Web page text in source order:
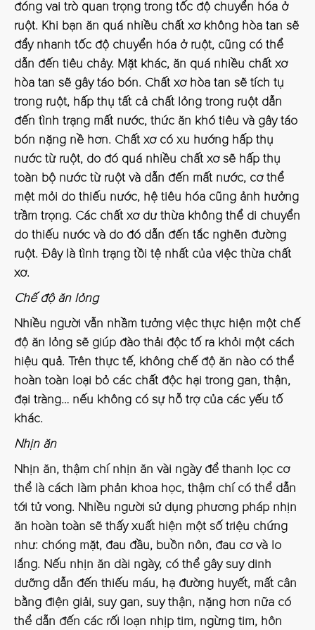
đóng vai trò quan trọng trong tốc độ chuyển hóa ở
ruột. Khi bạn ăn quá nhiều chất xơ không hòa tan sẽ
đẩy nhanh tốc độ chuyển hóa ở ruột, cũng có thể
dẫn đến tiêu chảy. Mặt khác, ăn quá nhiều chất xơ
hòa tan sẽ gây táo bón. Chất xơ hòa tan sẽ tích tụ
trong ruột, hấp thụ tất cả chất lỏng trong ruột dẫn
đến tình trạng mất nước, thức ăn khó tiêu và gây táo
bón nặng nề hơn. Chất xơ có xu hướng hấp thụ
nước từ ruột, do đó quá nhiều chất xơ sẽ hấp thụ
toàn bộ nước từ ruột và dẫn đến mất nước, cơ thể
mệt mỏi do thiếu nước, hệ tiêu hóa cũng ảnh hưởng
trầm trọng. Các chất xơ dư thừa không thể di chuyển
do thiếu nước và do đó dẫn đến tắc nghẽn đường
ruột. Đây là tình trạng tồi tệ nhất của việc thừa chất
xơ.
Chế độ ăn lỏng
Nhiều người vẫn nhầm tưởng việc thực hiện một chế
độ ăn lỏng sẽ giúp đào thải độc tố ra khỏi một cách
hiệu quả. Trên thực tế, không chế độ ăn nào có thể
hoàn toàn loại bỏ các chất độc hại trong gan, thận,
đại tràng… nếu không có sự hỗ trợ của các yếu tố
khác.
Nhịn ăn
Nhịn ăn, thậm chí nhịn ăn vài ngày để thanh lọc cơ
thể là cách làm phản khoa học, thậm chí có thể dẫn
tới tử vong. Nhiều người sử dụng phương pháp nhịn
ăn hoàn toàn sẽ thấy xuất hiện một số triệu chứng
như: chóng mặt, đau đầu, buồn nôn, đau cơ và lo
lắng. Nếu nhịn ăn dài ngày, có thể gây suy dinh
dưỡng dẫn đến thiếu máu, hạ đường huyết, mất cân
bằng điện giải, suy gan, suy thận, nặng hơn nữa có
thể dẫn đến các rối loạn nhịp tim, ngừng tim, hôn